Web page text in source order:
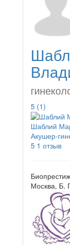
5 (1)
Шаблий
Акушер-
5 1 отзыв
Москва, Б.